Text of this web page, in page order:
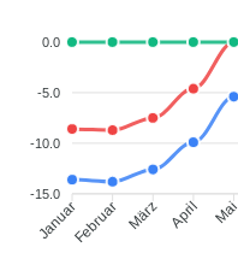
0.0
-5.0
-10.0
-15.0
JanuarFebruar März April Mai